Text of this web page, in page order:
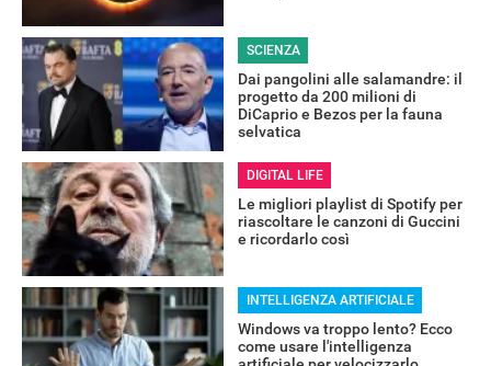
RECENSIONI
SCIENZA
Dai pangolini alle salamandre: il
progetto da 200 milioni di
DiCaprio e Bezos per la fauna
selvatica
DIGITAL LIFE
Le migliori playlist di Spotify per
riascoltare le canzoni di Guccini
e ricordarlo così
INTELLIGENZA ARTIFICIALE
Windows va troppo lento? Ecco
come usare l'intelligenza